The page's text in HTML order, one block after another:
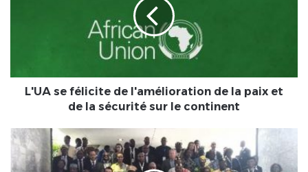
et
continent
L'UA se félicite de l'amélioration de la paix et
de la sécurité sur le continent
Togo
la